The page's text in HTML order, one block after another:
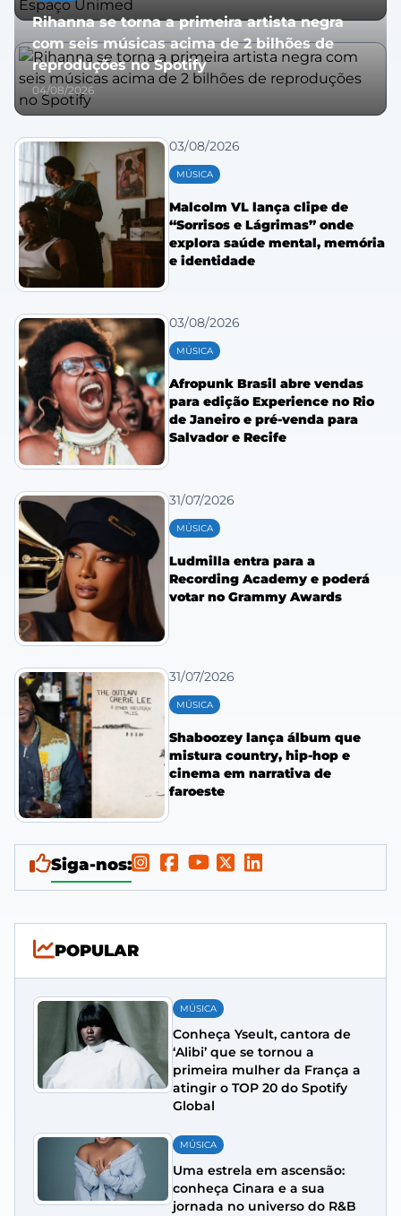
Rihanna se torna a primeira artista negra
com seis músicas acima de 2 bilhões de
reproduções no Spotify
04/08/2026
03/08/2026
MÚSICA
Malcolm VL lança clipe de
“Sorrisos e Lágrimas” onde
explora saúde mental, memória
e identidade
03/08/2026
MÚSICA
Afropunk Brasil abre vendas
para edição Experience no Rio
de Janeiro e pré-venda para
Salvador e Recife
31/07/2026
MÚSICA
Ludmilla entra para a
Recording Academy e poderá
votar no Grammy Awards
31/07/2026
MÚSICA
Shaboozey lança álbum que
mistura country, hip-hop e
cinema em narrativa de
faroeste
Siga-nos:
POPULAR
MÚSICA
Conheça Yseult, cantora de
‘Alibi’ que se tornou a
primeira mulher da França a
atingir o TOP 20 do Spotify
Global
MÚSICA
Uma estrela em ascensão:
conheça Cinara e a sua
jornada no universo do R&B